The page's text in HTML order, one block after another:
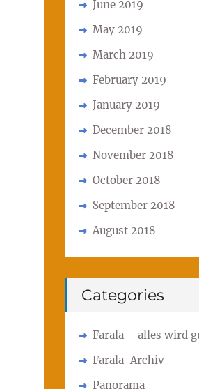
June 2019
May 2019
March 2019
February 2019
January 2019
December 2018
November 2018
October 2018
September 2018
August 2018
Categories
Farala – alles wird
Farala-Archiv
Panorama